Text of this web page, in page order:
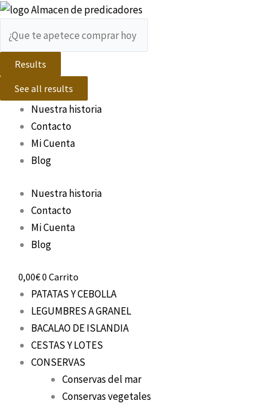
Ir
contenido
Search
Results
See all results
Nuestra historia
Contacto
Mi Cuenta
Blog
Nuestra historia
Contacto
Mi Cuenta
Blog
0,00€0 Carrito
PATATAS Y CEBOLLA
LEGUMBRES A GRANEL
BACALAO DE ISLANDIA
CESTAS Y LOTES
CONSERVAS
Conservas del mar
Conservas vegetales
Search